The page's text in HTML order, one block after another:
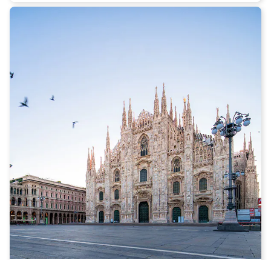
regione. Per un'esperienza culinaria completa, concediti un
pasto in uno dei ristoranti lungo il lungomare, dove potrai
gustare frutti di mare freschi e deliziosi.
Per raggiungere Reggio Calabria, ti consigliamo di viaggiare in
treno con Italo. Italo ti offre un'esperienza di viaggio
confortevole e veloce, con treni moderni e servizi di alta qualità.
Il tuo viaggio in treno sarà un'occasione per ammirare i
meravigliosi paesaggi italiani mentre ti dirigi verso la splendida
città di Reggio Calabria.
Non aspettare oltre, prenota subito il tuo biglietto Italo per
Reggio Calabria e preparati a vivere un'avventura
indimenticabile alla scoperta di una città ricca di storia, cultura
e delizie culinarie. La tua avventura inizia con Italo!